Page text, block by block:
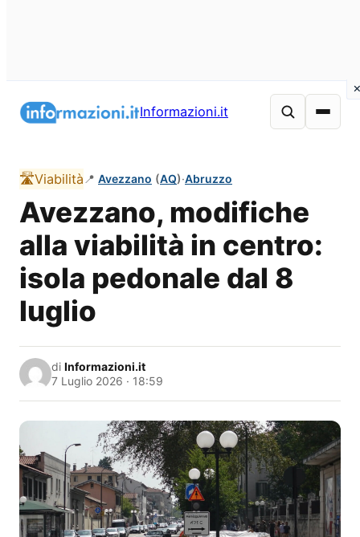
Informazioni.it
🛣️Viabilità 📍 Avezzano (AQ)·Abruzzo
Avezzano, modifiche
alla viabilità in centro:
isola pedonale dal 8
luglio
di Informazioni.it
7 Luglio 2026 · 18:59